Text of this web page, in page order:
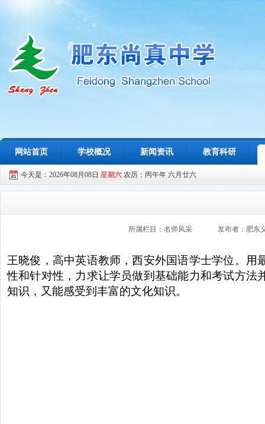
网站首页 学校概况 新闻资讯 教育科研
今天是：2026年08月08日 星期六 农历：丙午年 六月廿六
所属栏目：名师风采 发布者：肥东
王晓俊，高中英语教师，西安外国语学士学位。
性和针对性，力求让学员做到基础能力和考试方
知识，又能感受到丰富的文化知识。